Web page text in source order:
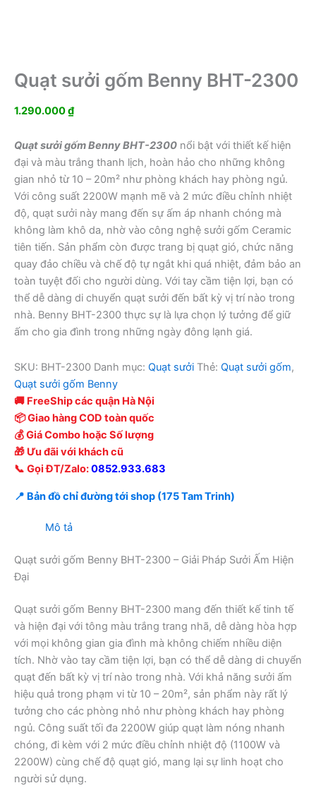
Quạt sưởi gốm Benny BHT-2300
1.290.000₫
Quạt sưởi gốm Benny BHT-2300 nổi bật với thiết kế hiện
đại và màu trắng thanh lịch, hoàn hảo cho những không
gian nhỏ từ 10 – 20m² như phòng khách hay phòng ngủ.
Với công suất 2200W mạnh mẽ và 2 mức điều chỉnh nhiệt
độ, quạt sưởi này mang đến sự ấm áp nhanh chóng mà
không làm khô da, nhờ vào công nghệ sưởi gốm Ceramic
tiên tiến. Sản phẩm còn được trang bị quạt gió, chức năng
quay đảo chiều và chế độ tự ngắt khi quá nhiệt, đảm bảo an
toàn tuyệt đối cho người dùng. Với tay cầm tiện lợi, bạn có
thể dễ dàng di chuyển quạt sưởi đến bất kỳ vị trí nào trong
nhà. Benny BHT-2300 thực sự là lựa chọn lý tưởng để giữ
ấm cho gia đình trong những ngày đông lạnh giá.
SKU: BHT-2300 Danh mục: Quạt sưởi Thẻ: Quạt sưởi gốm,
Quạt sưởi gốm Benny
🚚 FreeShip các quận Hà Nội
📦 Giao hàng COD toàn quốc
💰 Giá Combo hoặc Số lượng
🎁 Ưu đãi với khách cũ
📞 Gọi ĐT/Zalo:0852.933.683
📍 Bản đồ chỉ đường tới shop (175 Tam Trinh)
Mô tả
Quạt sưởi gốm Benny BHT-2300 – Giải Pháp Sưởi Ấm Hiện
Đại
Quạt sưởi gốm Benny BHT-2300 mang đến thiết kế tinh tế
và hiện đại với tông màu trắng trang nhã, dễ dàng hòa hợp
với mọi không gian gia đình mà không chiếm nhiều diện
tích. Nhờ vào tay cầm tiện lợi, bạn có thể dễ dàng di chuyển
quạt đến bất kỳ vị trí nào trong nhà. Với khả năng sưởi ấm
hiệu quả trong phạm vi từ 10 – 20m², sản phẩm này rất lý
tưởng cho các phòng nhỏ như phòng khách hay phòng
ngủ. Công suất tối đa 2200W giúp quạt làm nóng nhanh
chóng, đi kèm với 2 mức điều chỉnh nhiệt độ (1100W và
2200W) cùng chế độ quạt gió, mang lại sự linh hoạt cho
người sử dụng.